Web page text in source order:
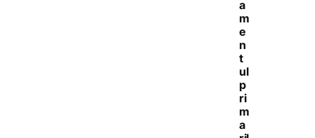
a
m
e
n
t
ul
p
ri
m
a